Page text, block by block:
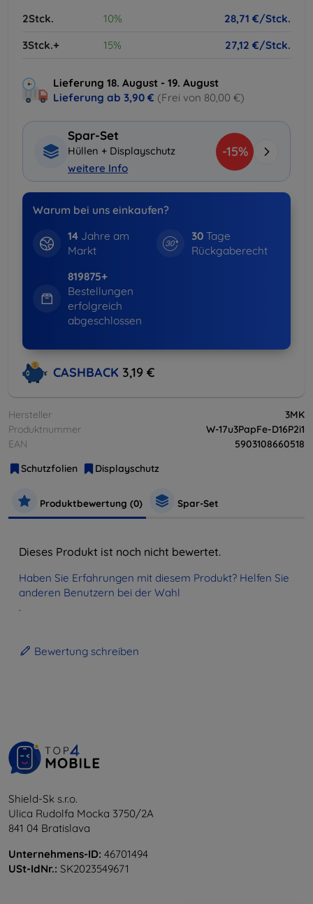
2Stck.
10%
28,71 €/Stck.
3Stck.+
15% 27,12 €/Stck.
Lieferung 18. August - 19. August
Lieferung ab 3,90 € (Frei von 80,00 €)
Spar-Set
Hüllen + Displayschutz
weitere Info
-15%
Warum bei uns einkaufen?
14Jahre am
Markt
30 Tage
Rückgaberecht
819875+
Bestellungen
erfolgreich
abgeschlossen
CASHBACK 3,19 €
Hersteller
3MK
Produktnummer
W-17u3PapFe-D16P2i1
EAN
5903108660518
Schutzfolien
Displayschutz
Produktbewertung (0) Spar-Set
Dieses Produkt ist noch nicht bewertet.
Haben Sie Erfahrungen mit diesem Produkt? Helfen Sie
anderen Benutzern bei der Wahl
.
Bewertung schreiben
Shield-Sk s.r.o.
Ulica Rudolfa Mocka 3750/2A
841 04 Bratislava
Unternehmens-ID: 46701494
USt-IdNr.: SK2023549671